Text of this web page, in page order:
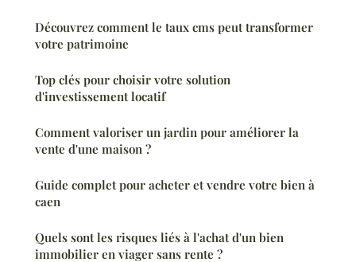
Découvrez comment le taux cms peut transformer
votre patrimoine
Top clés pour choisir votre solution
d'investissement locatif
Comment valoriser un jardin pour améliorer la
vente d'une maison ?
Guide complet pour acheter et vendre votre bien à
caen
Quels sont les risques liés à l'achat d'un bien
immobilier en viager sans rente ?